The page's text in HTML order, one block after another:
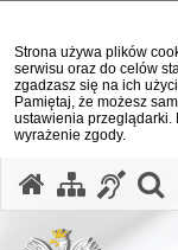
Strona używa plików
serwisu oraz do celów
zgadzasz się na ich
Pamiętaj, że możesz
ustawienia przeglądarki.
wyrażenie zgody.